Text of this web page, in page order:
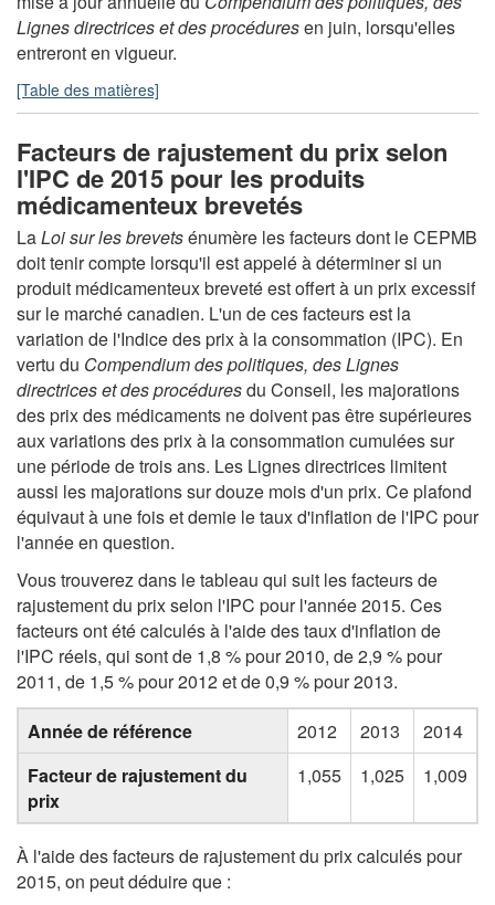
Lignes directrices et des procéduresen juin, lorsqu'elles
entreront en vigueur.
[Table des matières]
Facteurs de rajustement du prix selon
l'IPC de 2015 pour les produits
médicamenteux brevetés
LaLoi sur les brevetsénumère les facteurs dont le CEPMB
doit tenir compte lorsqu'il est appelé à déterminer si un
produit médicamenteux breveté est offert à un prix excessif
sur le marché canadien. L'un de ces facteurs est la
variation de l'Indice des prix à la consommation (IPC). En
vertu du Compendium des politiques, des Lignes
directrices et des procéduresdu Conseil, les majorations
des prix des médicaments ne doivent pas être supérieures
aux variations des prix à la consommation cumulées sur
une période de trois ans. Les Lignes directrices limitent
aussi les majorations sur douze mois d'un prix. Ce plafond
équivaut à une fois et demie le taux d'inflation de l'IPC pour
l'année en question.
Vous trouverez dans le tableau qui suit les facteurs de
rajustement du prix selon l'IPC pour l'année 2015. Ces
facteurs ont été calculés à l'aide des taux d'inflation de
l'IPC réels, qui sont de 1,8 % pour 2010, de 2,9 % pour
2011, de 1,5 % pour 2012 et de 0,9 % pour 2013.
Année de référence
2012 2013
2014
Facteur de rajustement du
prix
1,055 1,025 1,009
À l'aide des facteurs de rajustement du prix calculés pour
2015, on peut déduire que :